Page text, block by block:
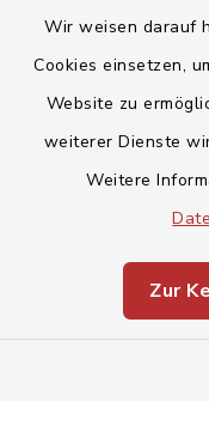
Wir weisen darauf
Cookies einsetzen,
Website zu
weiterer Dienste
Weitere
Zur